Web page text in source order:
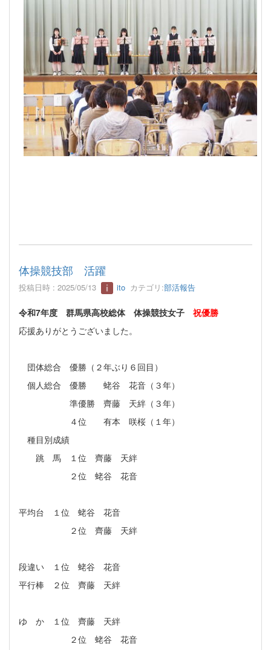
体操競技部 活躍
投稿日時 : 2025/05/13 ito カテゴリ:部活報告
令和7年度 群馬県高校総体 体操競技女子 祝優勝
応援ありがとうございました。
団体総合 優勝（２年ぶり６回目）
個人総合 優勝 蛯谷 花音（３年）
準優勝 齊藤 天絆（３年）
４位 有本 咲桜（１年）
種目別成績
跳 馬 １位 齊藤 天絆
２位 蛯谷 花音
平均台 １位 蛯谷 花音
２位 齊藤 天絆
段違い １位 蛯谷 花音
平行棒 ２位 齊藤 天絆
ゆ か １位 齊藤 天絆
２位 蛯谷 花音